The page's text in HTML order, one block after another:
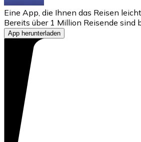
Eine App, die Ihnen das Reisen
Bereits über 1 Million Reisende sind
App herunterladen